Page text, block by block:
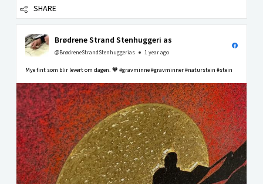
SHARE
Brødrene Strand Stenhuggeri as
@BrødreneStrandStenhuggerias 1 year ago
Mye fint som blir levert om dagen. 🧡 #gravminne #gravminner #naturstein #stein